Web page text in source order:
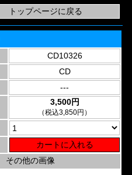
CD10326
CD
---
3,500円
（税込3,850円）
その他の画像